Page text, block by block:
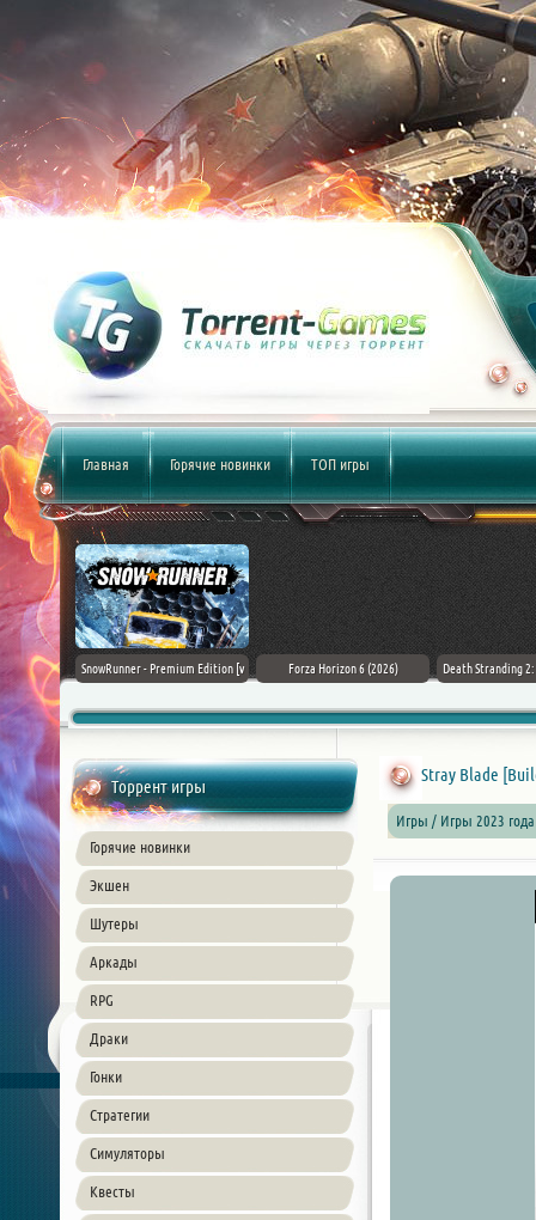
Главная Горячие новинки ТОП игры
Flag
PC
SnowRunner - Premium Edition [v
Forza Horizon 6 (2026) Death Stranding
Торрент игры
Горячие новинки
Экшен
Шутеры
Аркады
RPG
Драки
Гонки
Стратегии
Симуляторы
Квесты
Stray Blade
Игры / Игры 2023